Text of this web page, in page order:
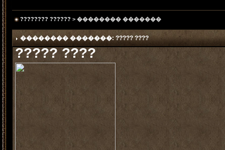
???????? ?????? > �������� �������
�������� �������: ????? ????
????? ????